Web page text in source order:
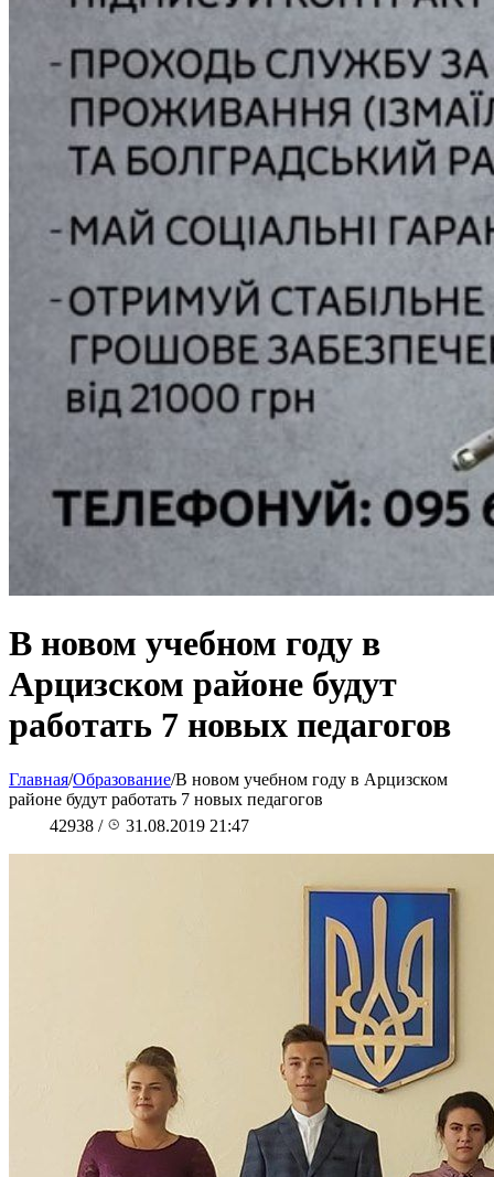
В новом учебном году в
Арцизском районе будут
работать 7 новых педагогов
Главная/Образование/В новом учебном году в Арцизском
районе будут работать 7 новых педагогов
42938 / 31.08.2019 21:47